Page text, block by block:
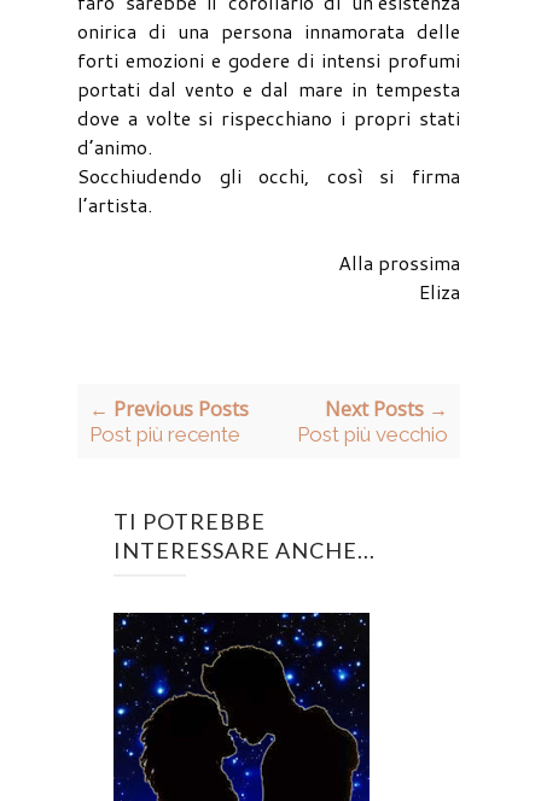
onirica di una persona innamorata delle
forti emozioni e godere di intensi profumi
portati dal vento e dal mare in tempesta
dove a volte si rispecchiano i propri stati
d’animo.
Socchiudendo gli occhi, così si firma
l’artista.
Alla prossima
Eliza
← Previous Posts
Post più recente
Next Posts →
Post più vecchio
TI POTREBBE
INTERESSARE ANCHE...